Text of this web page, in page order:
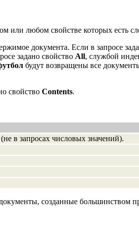
или любом свойстве которых есть
документа. Если в запросе
задано свойство All, службой
будут возвращены все
свойство Contents.
в запросах числовых значений).
документы, созданные